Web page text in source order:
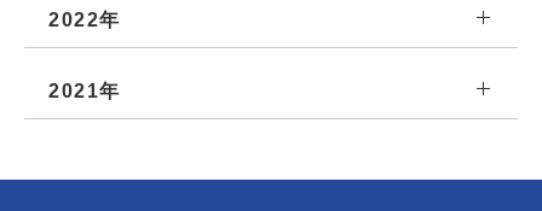
2022年
2021年